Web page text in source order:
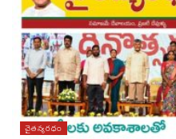
చైతన్యరధం